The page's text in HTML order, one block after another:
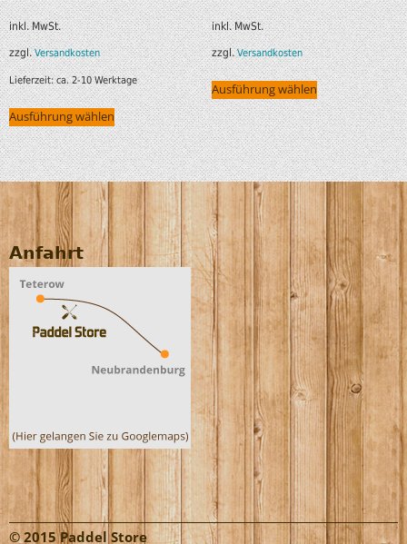
inkl. MwSt.
zzgl.Versandkosten
Lieferzeit:ca. 2-10 Werktage
Ausführung wählen
inkl. MwSt.
zzgl.Versandkosten
Ausführung wählen
Anfahrt
© 2015 Paddel Store